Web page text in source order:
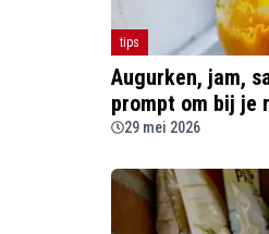
tips
Augurken, jam,
prompt om bij je
29 mei 2026